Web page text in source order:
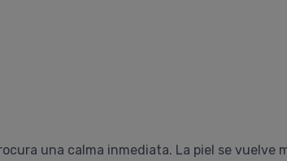
una calma inmediata. La piel se vuelve